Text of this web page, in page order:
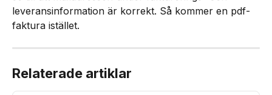
leveransinformation är korrekt. Så kommer en pdf-
faktura istället.
Relaterade artiklar